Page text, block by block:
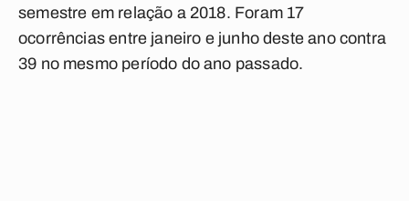
semestre em relação a 2018. Foram 17
ocorrências entre janeiro e junho deste ano contra
39 no mesmo período do ano passado.